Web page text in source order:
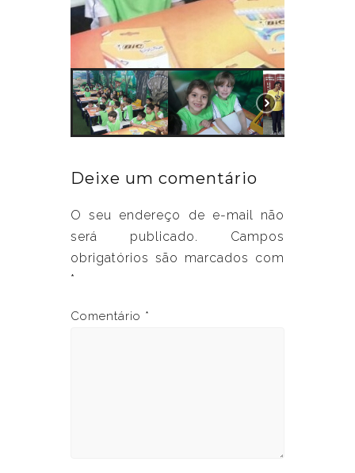
Deixe um comentário
O seu endereço de e-mail não
será publicado.
Campos
obrigatórios são marcados com
*
Comentário *